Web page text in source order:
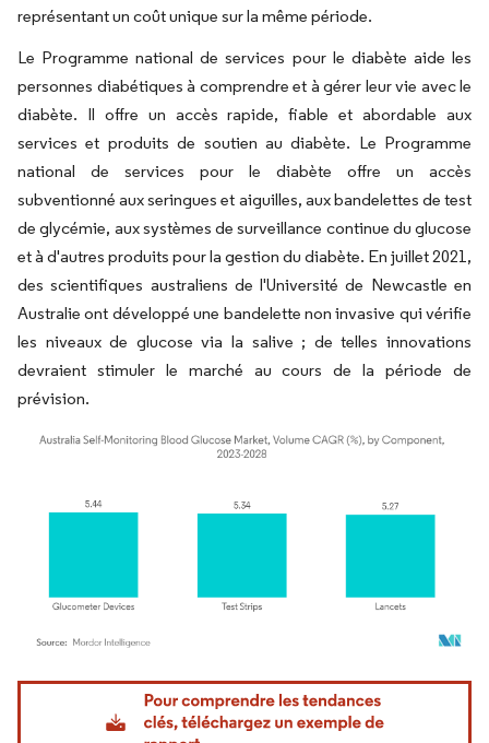
représentant un coût unique sur la même période.
Le Programme national de services pour le diabète aide les
personnes diabétiques à comprendre et à gérer leur vie avec le
diabète. Il offre un accès rapide, fiable et abordable aux
services et produits de soutien au diabète. Le Programme
national de services pour le diabète offre un accès
subventionné aux seringues et aiguilles, aux bandelettes de test
de glycémie, aux systèmes de surveillance continue du glucose
et à d'autres produits pour la gestion du diabète. En juillet 2021,
des scientifiques australiens de l'Université de Newcastle en
Australie ont développé une bandelette non invasive qui vérifie
les niveaux de glucose via la salive ; de telles innovations
devraient stimuler le marché au cours de la période de
prévision.
Image © Mordor Intelligence. La réutilisation nécessite une attribution sous CC BY